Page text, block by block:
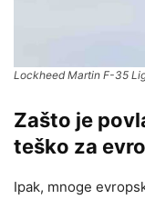
Lockheed Martin F-35
Zašto je
teško za
Ipak, mnoge